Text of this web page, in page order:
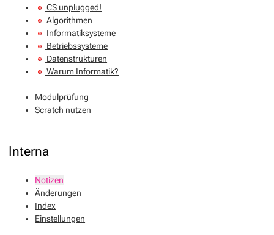
CS unplugged!
Algorithmen
Informatiksysteme
Betriebssysteme
Datenstrukturen
Warum Informatik?
Modulprüfung
Scratch nutzen
Interna
Notizen
Änderungen
Index
Einstellungen